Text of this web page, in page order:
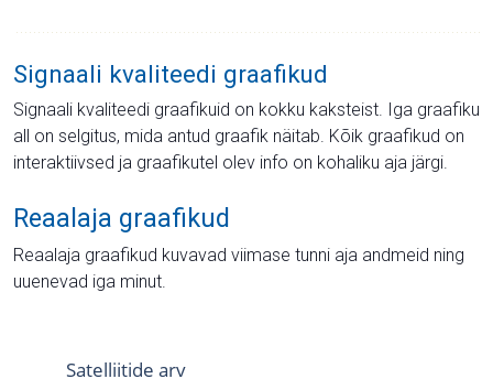
Signaali kvaliteedi graafikud
Signaali kvaliteedi graafikuid on kokku kaksteist. Iga graafiku
all on selgitus, mida antud graafik näitab. Kõik graafikud on
interaktiivsed ja graafikutel olev info on kohaliku aja järgi.
Reaalaja graafikud
Reaalaja graafikud kuvavad viimase tunni aja andmeid ning
uuenevad iga minut.